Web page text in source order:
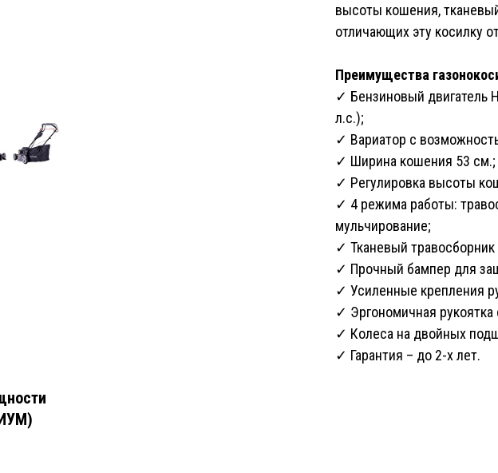
высоты кошения,
отличающих эту косилку
Преимущества
✓ Бензиновый двигатель
л.с.);
✓ Вариатор с
✓ Ширина кошения 53 см.;
✓ Регулировка высоты
✓ 4 режима работы:
мульчирование;
✓ Тканевый
✓ Прочный бампер для
✓ Усиленные крепления
✓ Эргономичная
✓ Колеса на двойных
✓ Гарантия – до 2-х лет.